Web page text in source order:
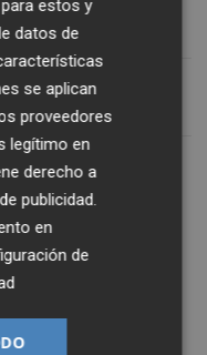
estos y
datos de
se aplican
proveedores
legítimo en
derecho a
publicidad
en
de